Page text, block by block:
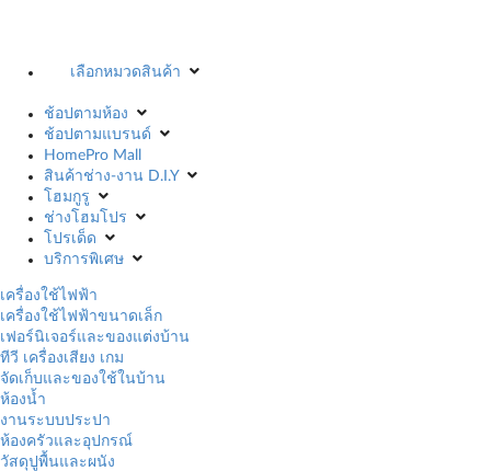
เลือกหมวดสินค้า
ช้อปตามห้อง
ช้อปตามแบรนด์
HomePro Mall
สินค้าช่าง-งาน D.I.Y
โฮมกูรู
ช่างโฮมโปร
โปรเด็ด
บริการพิเศษ
เครื่องใช้ไฟฟ้า
เครื่องใช้ไฟฟ้าขนาดเล็ก
เฟอร์นิเจอร์และของแต่งบ้าน
ทีวี เครื่องเสียง เกม
จัดเก็บและของใช้ในบ้าน
ห้องน้ำ
งานระบบประปา
ห้องครัวและอุปกรณ์
วัสดุปูพื้นและผนัง